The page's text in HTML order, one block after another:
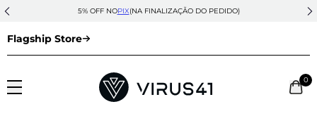
5% OFF NOPIX(NA FINALIZAÇÃO DO PEDIDO)
Flagship Store
0